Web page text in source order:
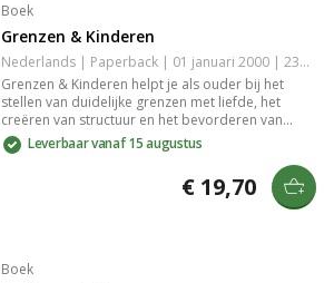
Boek
Grenzen & Kinderen
Nederlands | Paperback | 01 januari 2000 | 235 pagina's | 9789076193069
Grenzen & Kinderen helpt je als ouder bij het
stellen van duidelijke grenzen met liefde, het
creëren van structuur en het bevorderen van
verantwoordelijkheid. Leer hoe je kinderen
ondersteunt in hun groei naar zelfstandigheid,
Leverbaar vanaf 15 augustus
€ 19,70
Boek